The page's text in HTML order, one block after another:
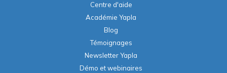
Centre d'aide
Académie Yapla
Blog
Témoignages
Newsletter Yapla
Démo et webinaires